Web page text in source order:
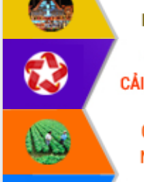
giải ngân vốn khắc phục thiên tai
HĐND tỉnh thông qua điều chỉnh Quy
hoạch tỉnh thời kỳ 2021-2030
Hội thảo góp ý hồ sơ điều chỉnh quy
hoạch tỉnh Đắk Lắk thời kỳ 2021-2030,
tầm nhìn đến năm 2050
Nâng cao hiệu quả hoạt động của các
doanh nghiệp nhà nước
Hội nghị triển khai kết nối mạng
truyền số liệu chuyên dùng phục vụ cơ
quan Đảng, Nhà nước
Lễ phát động chuỗi hoạt động chung